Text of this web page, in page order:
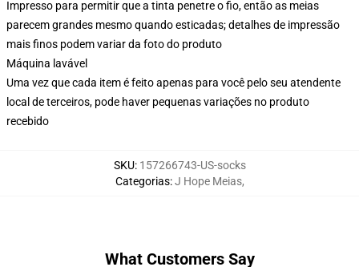
Impresso para permitir que a tinta penetre o fio, então as meias
parecem grandes mesmo quando esticadas; detalhes de impressão
mais finos podem variar da foto do produto
Máquina lavável
Uma vez que cada item é feito apenas para você pelo seu atendente
local de terceiros, pode haver pequenas variações no produto
recebido
SKU: 157266743-US-socks
Categorias:J Hope Meias,
What Customers Say